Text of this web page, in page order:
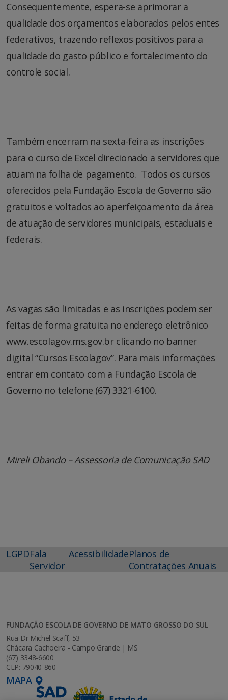
Consequentemente, espera-se aprimorar a
qualidade dos orçamentos elaborados pelos entes
federativos, trazendo reflexos positivos para a
qualidade do gasto público e fortalecimento do
controle social.
Também encerram na sexta-feira as inscrições
para o curso de Excel direcionado a servidores que
atuam na folha de pagamento. Todos os cursos
oferecidos pela Fundação Escola de Governo são
gratuitos e voltados ao aperfeiçoamento da área
de atuação de servidores municipais, estaduais e
federais.
As vagas são limitadas e as inscrições podem ser
feitas de forma gratuita no endereço eletrônico
www.escolagov.ms.gov.br clicando no banner
digital “Cursos Escolagov”. Para mais informações
entrar em contato com a Fundação Escola de
Governo no telefone (67) 3321-6100.
Mireli Obando – Assessoria de Comunicação SAD
LGPDFala
Servidor
AcessibilidadePlanos de
Contratações Anuais
FUNDAÇÃO ESCOLA DE GOVERNO DE MATO GROSSO DO SUL
Rua Dr Michel Scaff, 53
Chácara Cachoeira - Campo Grande | MS
(67) 3348-6600
CEP: 79040-860
MAPA